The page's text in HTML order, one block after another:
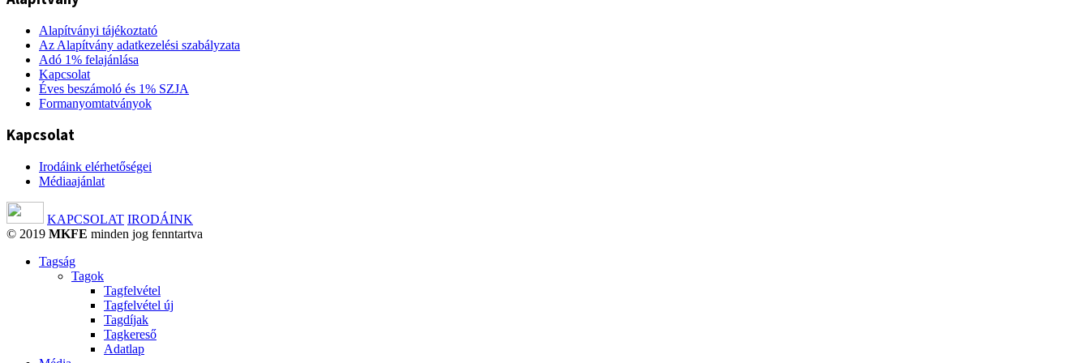
Alapítványi tájékoztató
Az Alapítvány adatkezelési szabályzata
Adó 1% felajánlása
Kapcsolat
Éves beszámoló és 1% SZJA
Formanyomtatványok
Kapcsolat
Irodáink elérhetőségei
Médiaajánlat
KAPCSOLAT IRODÁINK
© 2019 MKFE minden jog fenntartva
Tagság
Tagok
Tagfelvétel
Tagfelvétel új
Tagdíjak
Tagkereső
Adatlap